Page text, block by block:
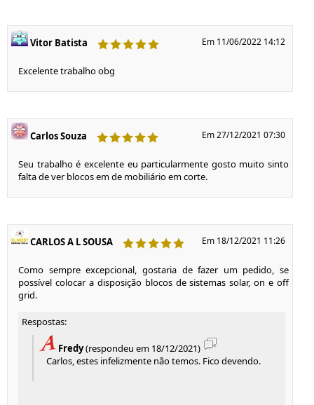
Vitor Batista Em 11/06/2022 14:12
Excelente trabalho obg
Carlos Souza Em 27/12/2021 07:30
Seu trabalho é excelente eu particularmente gosto muito sinto
falta de ver blocos em de mobiliário em corte.
CARLOS A L SOUSA Em 18/12/2021 11:26
Como sempre excepcional, gostaria de fazer um pedido, se
possível colocar a disposição blocos de sistemas solar, on e off
grid.
Respostas:
Fredy(respondeu em 18/12/2021)
Carlos, estes infelizmente não temos. Fico devendo.